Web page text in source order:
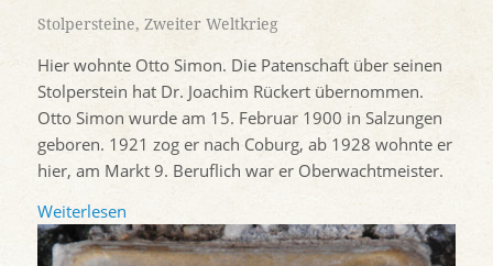
Stolpersteine, Zweiter Weltkrieg
Hier wohnte Otto Simon. Die Patenschaft über seinen
Stolperstein hat Dr. Joachim Rückert übernommen.
Otto Simon wurde am 15. Februar 1900 in Salzungen
geboren. 1921 zog er nach Coburg, ab 1928 wohnte er
hier, am Markt 9. Beruflich war er Oberwachtmeister.
Weiterlesen